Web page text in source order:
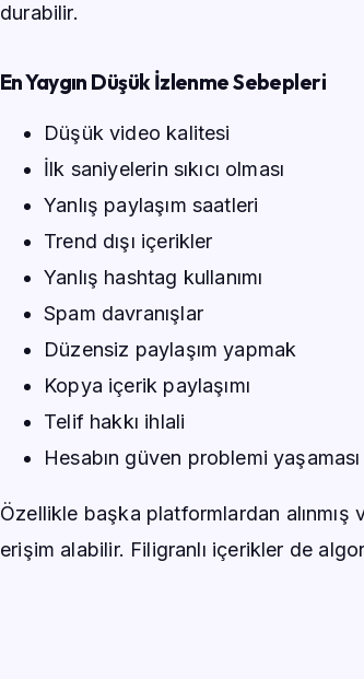
durabilir.
En Yaygın Düşük İzlenme Sebepleri
Düşük video kalitesi
İlk saniyelerin sıkıcı olması
Yanlış paylaşım saatleri
Trend dışı içerikler
Yanlış hashtag kullanımı
Spam davranışlar
Düzensiz paylaşım yapmak
Kopya içerik paylaşımı
Telif hakkı ihlali
Hesabın güven problemi yaşaması
Özellikle başka platformlardan
erişim alabilir. Filigranlı içerikler de